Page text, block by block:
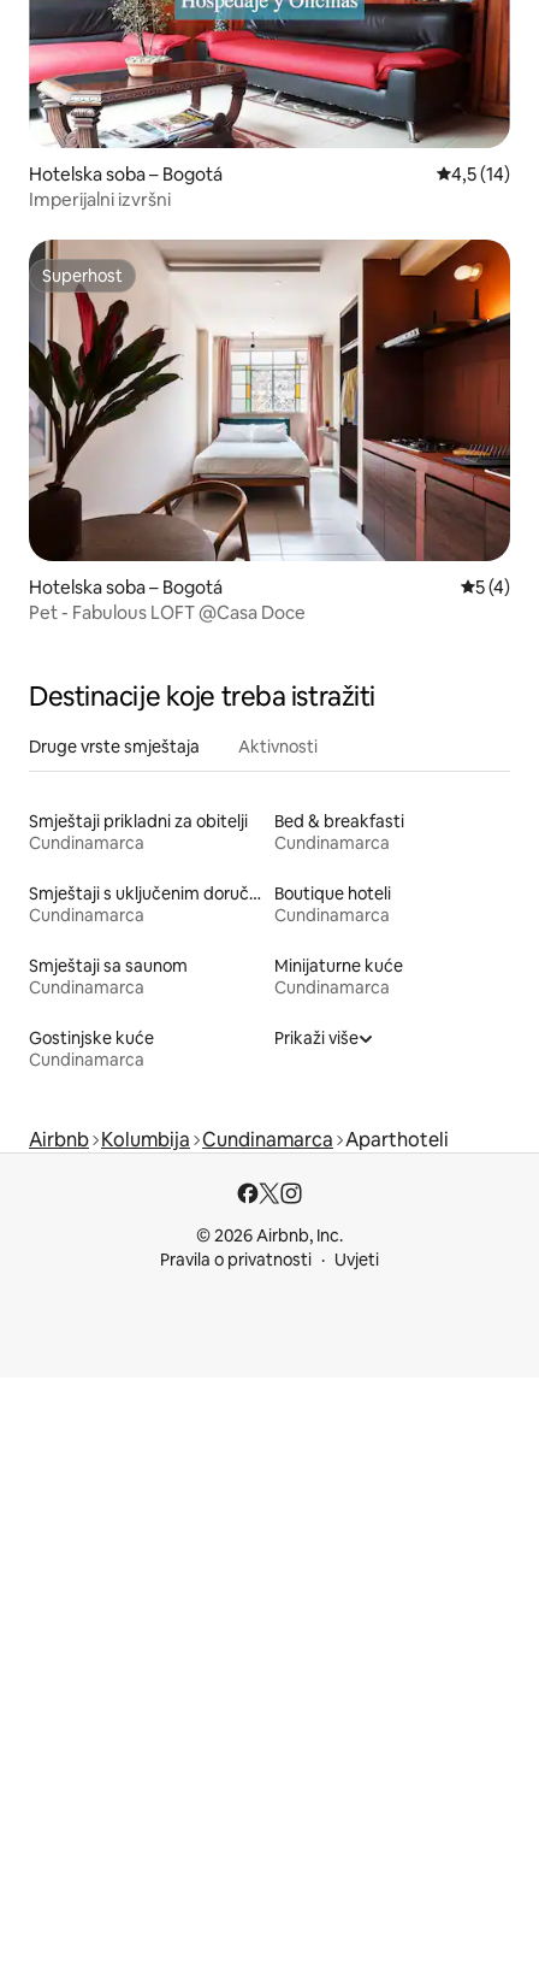
Hotelska soba – Bogotá Prosječna
4,5 (14)
Imperijalni izvršni
Superhost
Superhost
Hotelska soba – Bogotá
5 (4)
Pet - Fabulous LOFT @Casa Doce
Destinacije koje treba istražiti
Druge vrste smještaja Aktivnosti
Smještaji prikladni za obitelji
Cundinamarca
Bed & breakfasti
Cundinamarca
Smještaji s uključenim doručkom
Cundinamarca
Boutique hoteli
Cundinamarca
Smještaji sa saunom
Cundinamarca
Minijaturne kuće
Cundinamarca
Gostinjske kuće
Cundinamarca
Prikaži više
Airbnb Kolumbija Cundinamarca Aparthoteli
© 2026 Airbnb, Inc.
Pravila o privatnosti
Uvjeti